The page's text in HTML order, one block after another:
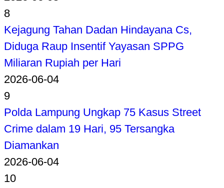
8
Kejagung Tahan Dadan Hindayana Cs,
Diduga Raup Insentif Yayasan SPPG
Miliaran Rupiah per Hari
2026-06-04
9
Polda Lampung Ungkap 75 Kasus Street
Crime dalam 19 Hari, 95 Tersangka
Diamankan
2026-06-04
10